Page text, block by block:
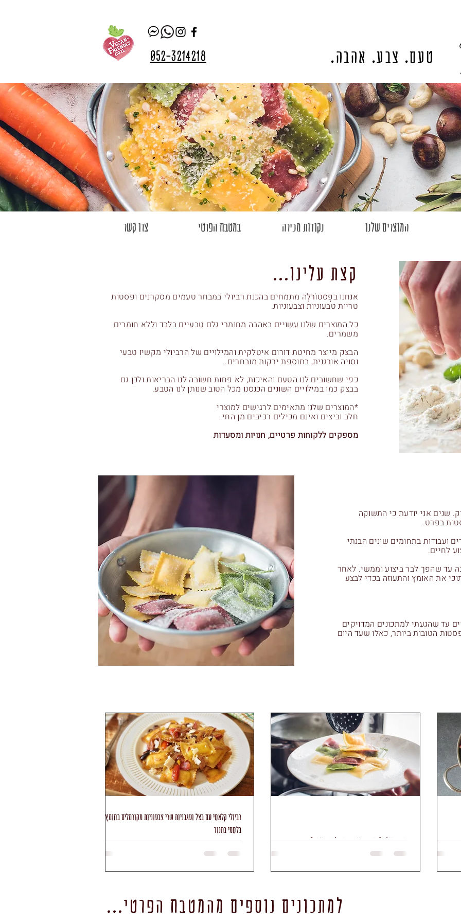
052-3214218 טעם. צבע. אהבה.
המוצרים שלנו נקודות מכירה במטבח הפרטי צרו קשר
קצת עלינו...
אנחנו בפָסטוֹרלֶה מתמחים בהכנת רביולי במבחר טעמים מסקרנים ופסטות
טריות טבעוניות וצבעוניות.
כל המוצרים שלנו עשויים באהבה מחומרי גלם טבעיים בלבד וללא חומרים
משמרים.
הבצק מיוצר מחיטת דורום איטלקית והמילויים של הרביולי מקשיו טבעי
וסויה אורגנית, בתוספת ירקות מובחרים.
כפי שחשובים לנו הטעם והאיכות, לא פחות חשובה לנו הבריאות ולכן גם
בבצק כמו במילויים השונים הכנסנו מכל הטוב שנותן לנו הטבע.
*המוצרים שלנו מתאימים לרגישים למוצרי
חלב וביצים ואינם מכילים רכיבים מן החי.
מספקים ללקוחות פרטיים, חנויות ומסעדות
שנים אני יודעת כי התשוקה
בפרט.
ועבודות בתחומים שונים הבנתי
לחיים.
עד שהפך לבר ביצוע וממשי. לאחר
את האומץ והתעוזה בכדי לבצע
עד שהגעתי למתכונים המדויקים
הטובות ביותר, כאלו שעד היום
איך מבשלים? איזה רוטב מתאים לאיזה טעם?
רביולי קלאסי עם בצל ועגבניות שרי צבעוניות מקורמלים בחומץ
בלסמי בתנור
למתכונים נוספים מהמטבח הפרטי...